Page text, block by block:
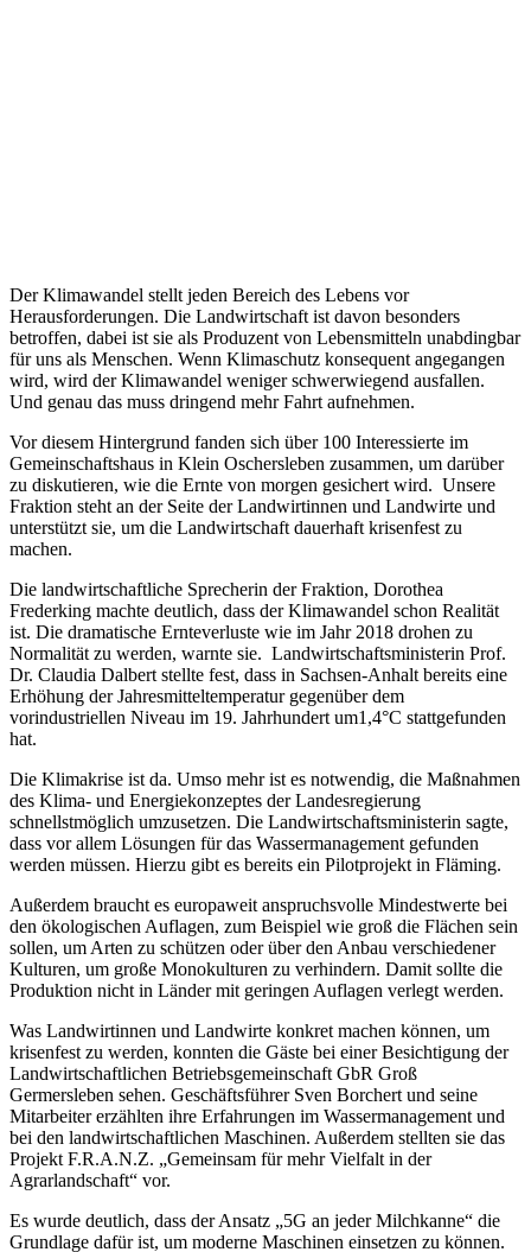
Der Klimawandel stellt jeden Bereich des Lebens vor
Herausforderungen. Die Landwirtschaft ist davon besonders
betroffen, dabei ist sie als Produzent von Lebensmitteln unabdingbar
für uns als Menschen. Wenn Klimaschutz konsequent angegangen
wird, wird der Klimawandel weniger schwerwiegend ausfallen.
Und genau das muss dringend mehr Fahrt aufnehmen.
Vor diesem Hintergrund fanden sich über 100 Interessierte im
Gemeinschaftshaus in Klein Oschersleben zusammen, um darüber
zu diskutieren, wie die Ernte von morgen gesichert wird. Unsere
Fraktion steht an der Seite der Landwirtinnen und Landwirte und
unterstützt sie, um die Landwirtschaft dauerhaft krisenfest zu
machen.
Die landwirtschaftliche Sprecherin der Fraktion, Dorothea
Frederking machte deutlich, dass der Klimawandel schon Realität
ist. Die dramatische Ernteverluste wie im Jahr 2018 drohen zu
Normalität zu werden, warnte sie. Landwirtschaftsministerin Prof.
Dr. Claudia Dalbert stellte fest, dass in Sachsen-Anhalt bereits eine
Erhöhung der Jahresmitteltemperatur gegenüber dem
vorindustriellen Niveau im 19. Jahrhundert um1,4°C stattgefunden
hat.
Die Klimakrise ist da. Umso mehr ist es notwendig, die Maßnahmen
des Klima- und Energiekonzeptes der Landesregierung
schnellstmöglich umzusetzen. Die Landwirtschaftsministerin sagte,
dass vor allem Lösungen für das Wassermanagement gefunden
werden müssen. Hierzu gibt es bereits ein Pilotprojekt in Fläming.
Außerdem braucht es europaweit anspruchsvolle Mindestwerte bei
den ökologischen Auflagen, zum Beispiel wie groß die Flächen sein
sollen, um Arten zu schützen oder über den Anbau verschiedener
Kulturen, um große Monokulturen zu verhindern. Damit sollte die
Produktion nicht in Länder mit geringen Auflagen verlegt werden.
Was Landwirtinnen und Landwirte konkret machen können, um
krisenfest zu werden, konnten die Gäste bei einer Besichtigung der
Landwirtschaftlichen Betriebsgemeinschaft GbR Groß
Germersleben sehen. Geschäftsführer Sven Borchert und seine
Mitarbeiter erzählten ihre Erfahrungen im Wassermanagement und
bei den landwirtschaftlichen Maschinen. Außerdem stellten sie das
Projekt F.R.A.N.Z. „Gemeinsam für mehr Vielfalt in der
Agrarlandschaft“ vor.
Es wurde deutlich, dass der Ansatz „5G an jeder Milchkanne“ die
Grundlage dafür ist, um moderne Maschinen einsetzen zu können.